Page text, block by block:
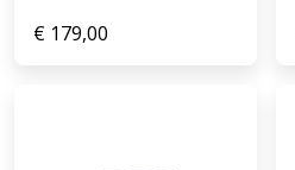
€ 179,00